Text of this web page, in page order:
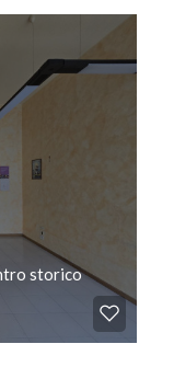
storico